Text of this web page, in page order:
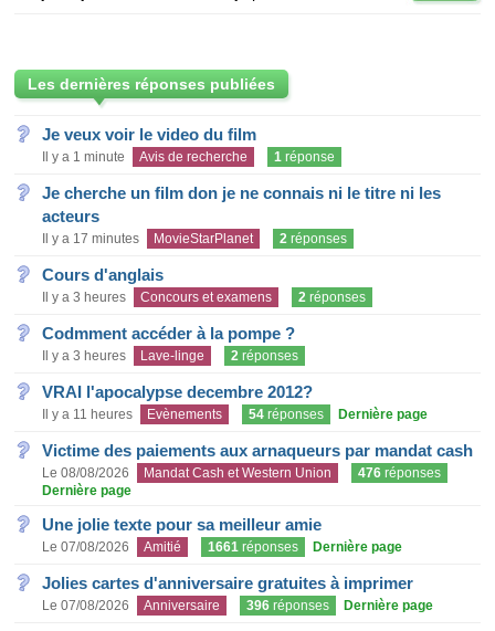
Les dernières réponses publiées
Je veux voir le video du film
Il y a 1 minute Avis de recherche 1 réponse
Je cherche un film don je ne connais ni le titre ni les
acteurs
Il y a 17 minutes MovieStarPlanet 2 réponses
Cours d'anglais
Il y a 3 heures Concours et examens 2 réponses
Codmment accéder à la pompe ?
Il y a 3 heures Lave-linge 2 réponses
VRAI l'apocalypse decembre 2012?
Il y a 11 heures Evènements 54 réponses Dernière page
Victime des paiements aux arnaqueurs par mandat cash
Le 08/08/2026 Mandat Cash et Western Union 476 réponses
Dernière page
Une jolie texte pour sa meilleur amie
Le 07/08/2026 Amitié 1661 réponses Dernière page
Jolies cartes d'anniversaire gratuites à imprimer
Le 07/08/2026 Anniversaire 396 réponses Dernière page